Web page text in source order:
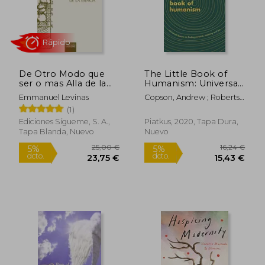
5% 10,00 € 5%
De Otro Modo que
ser o mas Alla de la
Esencia
Emmanuel Levinas
(1)
Ediciones Sígueme, S. A.,
Tapa Blanda, Nuevo
Rápido
The Little Book of
Humanism: Universal
Lessons on Finding
Purpose, Meaning
Copson, Andrew ; Roberts,
Piatkus, 2020, Tapa Dura,
Nuevo